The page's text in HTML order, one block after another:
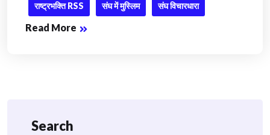
राष्ट्रभक्ति RSS संघ में मुस्लिम संघ विचारधारा
Read More
Search